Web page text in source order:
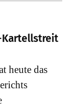
Kartellstreit
heute das